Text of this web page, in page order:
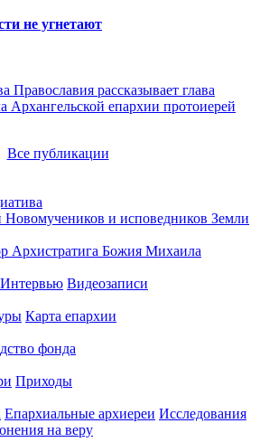
не угнетают
Православия рассказывает глава
Архангельской епархии протоиерей
Все публикации
Интервью Видеозаписи
Карта епархии
фонда
Приходы
Епархиальные архиереи Исследования
на веру